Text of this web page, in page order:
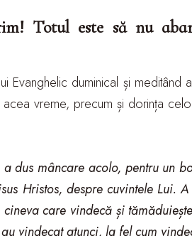
Totul este să nu
Evanghelic duminical și
vreme, precum și dorința
a dus mâncare acolo, pentru un
Hristos, despre cuvintele Lui.
care vindecă și
vindecat atunci, la fel cum